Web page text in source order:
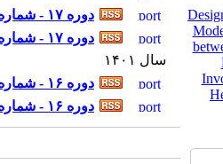
دوره ۱۷ - شماره ۲
دوره ۱۷ - شماره ۱
سال ۱۴۰۱
دوره ۱۶ - شماره ۲
دوره ۱۶ - شماره ۱